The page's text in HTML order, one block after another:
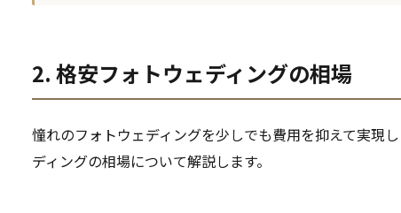
2. 格安フォトウェディングの相場
憧れのフォトウェディングを少しでも費用を抑えて実現
ディングの相場について解説します。